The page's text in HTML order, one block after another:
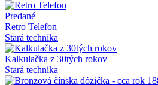
Predané
Retro Telefon
Stará technika
Kalkulačka z 30tých rokov
Stará technika